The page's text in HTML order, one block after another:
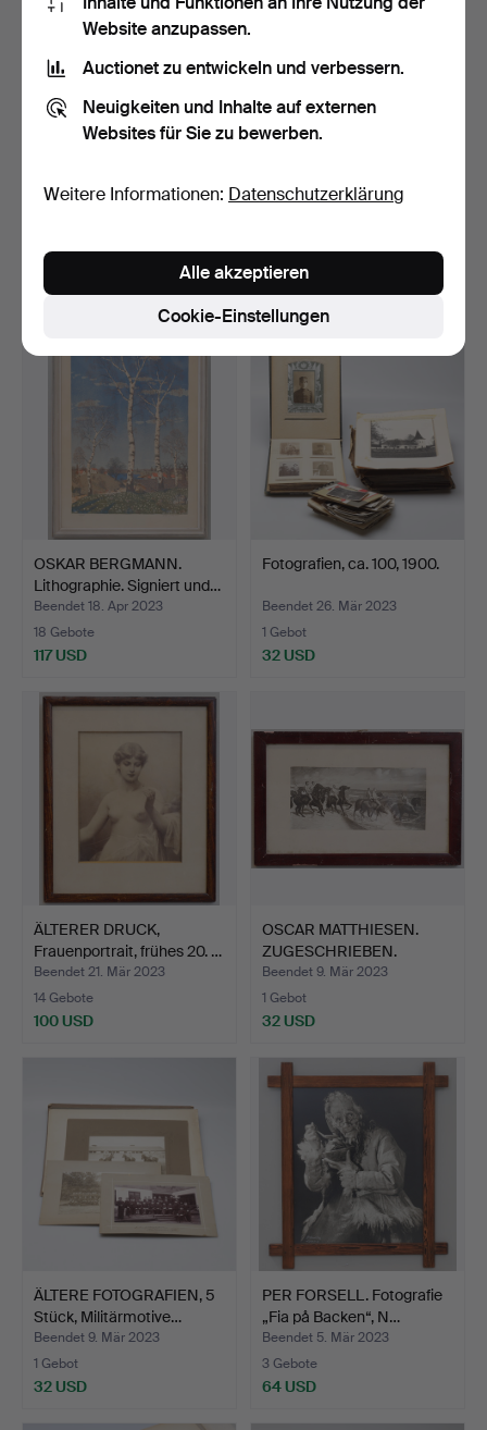
SEBASTIAN SVANBORG.
32 USD
FOTOGRAFIEN, ca. 25,
3 Gebote
OSKAR BERGMANN.
Lithographie. Signiert und…
Beendet 18. Apr 2023
18 Gebote
117 USD
Fotografien, ca. 100, 1900.
Beendet 26. Mär 2023
1 Gebot
32 USD
ÄLTERER DRUCK,
Frauenportrait, frühes 20. …
Beendet 21. Mär 2023
14 Gebote
100 USD
OSCAR MATTHIESEN.
ZUGESCHRIEBEN.
"Schwedis…
Beendet 9. Mär 2023
1 Gebot
32 USD
ÄLTERE FOTOGRAFIEN, 5
Stück, Militärmotive…
Beendet 9. Mär 2023
1 Gebot
32 USD
PER FORSELL. Fotografie
„Fia på Backen“, N…
Beendet 5. Mär 2023
3 Gebote
64 USD
Website anzupassen.
Auctionet zu entwickeln und verbessern.
Neuigkeiten und Inhalte auf externen
Websites für Sie zu bewerben.
Weitere Informationen: Datenschutzerklärung
Cookie-Einstellungen
Alle akzeptieren